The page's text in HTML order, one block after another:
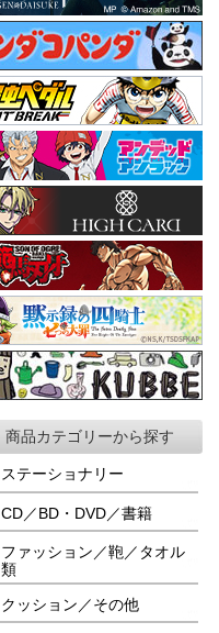
商品カテゴリーから探す
ステーショナリー
CD／BD・DVD／書籍
ファッション／鞄／タオル
類
クッション／その他